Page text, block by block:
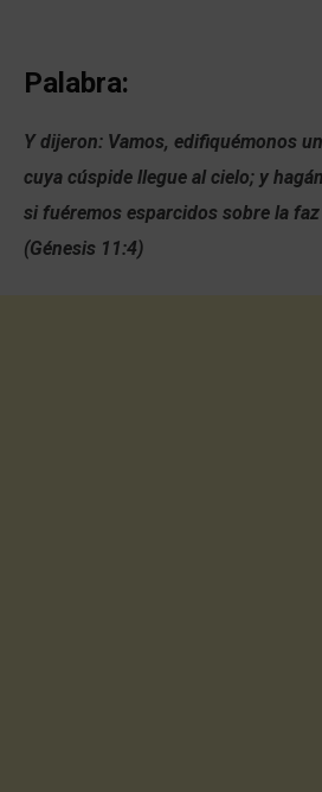
Palabra:
Y dijeron: Vamos, edifiquémonos
cuya cúspide llegue al cielo; y
si fuéremos esparcidos sobre la
(Génesis 11:4)